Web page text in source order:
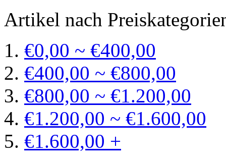
Artikel nach
€0,00 ~ €400,00
€400,00 ~ €800,00
€800,00 ~ €1.200,00
€1.200,00 ~ €1.600,00
€1.600,00 +